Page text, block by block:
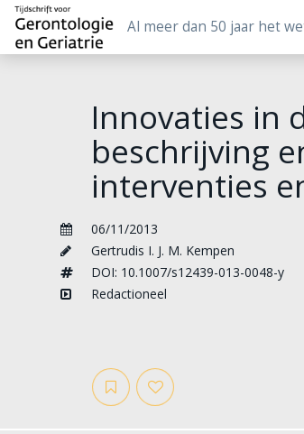
Al meer dan 50 jaar het
Innovaties in
beschrijving
interventies
06/11/2013
Gertrudis I. J. M. Kempen
DOI: 10.1007/s12439-013-0048-y
Redactioneel